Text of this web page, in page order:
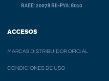
RAEE: 20078 RII-PYA: 8010
ACCESOS
MARCAS DISTRIBUIDOR OFICIAL
CONDICIONES DE USO